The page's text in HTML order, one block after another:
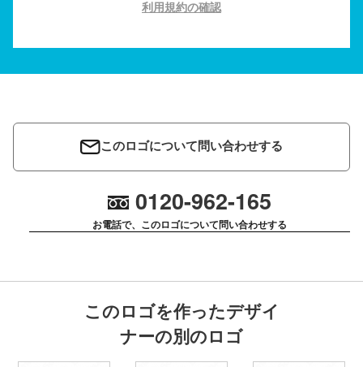
利用規約の確認
このロゴについて問い合わせする
0120-962-165
お電話で、このロゴについて問い合わせする
このロゴを作ったデザイ
ナーの別のロゴ